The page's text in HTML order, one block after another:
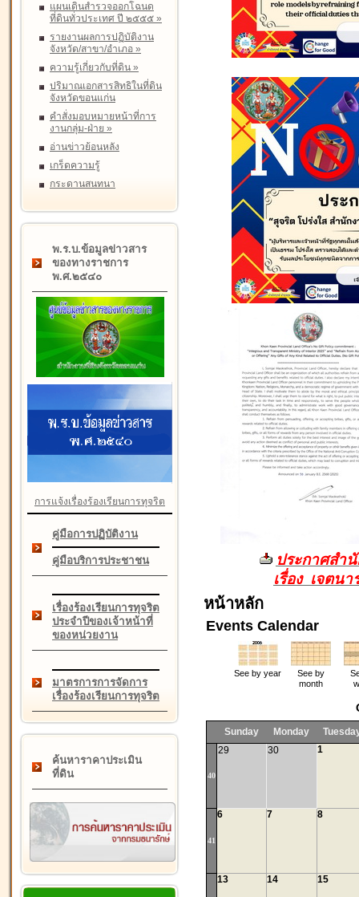
แผนเดินสำรวจออกโฉนด
ที่ดินทั่วประเทศ ปี ๒๕๕๕ »
รายงานผลการปฏิบัติงาน
จังหวัด/สาขา/อำเภอ »
ความรู้เกี่ยวกับที่ดิน »
ปริมาณเอกสารสิทธิในที่ดิน
จังหวัดขอนแก่น
คำสั่งมอบหมายหน้าที่การ
งานกลุ่ม-ฝ่าย »
อ่านข่าวย้อนหลัง
เกร็ดความรู้
กระดานสนทนา
พ.ร.บ.ข้อมูลข่าวสาร
ของทางราชการ
พ.ศ.๒๕๔๐
การแจ้งเรื่องร้องเรียนการทุจริต
คู่มือการปฏิบัติงาน
คู่มือบริการประชาชน
เรื่องร้องเรียนการทุจริต
ประจำปีของเจ้าหน้าที่
ของหน่วยงาน
มาตรการการจัดการ
เรื่องร้องเรียนการทุจริต
ค้นหาราคาประเมิน
ที่ดิน
ประกาศสำ
เรื่อง เจตน
หน้าหลัก
Events Calendar
See by year
See by
month
Sunday Monday
40
29 30 1
41
6 7 8
13 14 15